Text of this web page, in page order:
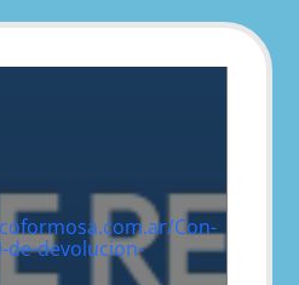
Con-
de-devolucion-